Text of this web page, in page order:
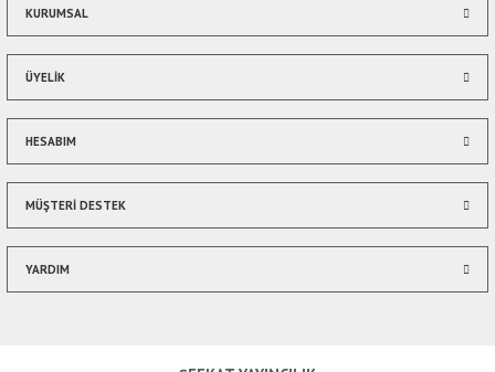
Bu ürüne benzer farklı alternatifler olmalı.
KURUMSAL
ÜYELİK
HESABIM
MÜŞTERİ DESTEK
YARDIM